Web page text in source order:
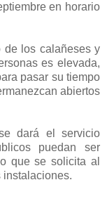
en horario
de los calañeses y
es elevada,
pasar su tiempo
abiertos
dará el servicio
puedan ser
que se solicita al
instalaciones.